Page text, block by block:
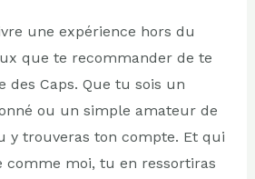
une expérience hors du
que te recommander de te
des Caps. Que tu sois un
ou un simple amateur de
y trouveras ton compte. Et qui
comme moi, tu en ressortiras